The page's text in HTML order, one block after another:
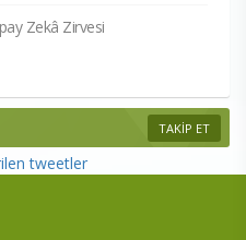
Zekâ Zirvesi
TAKİP ET
tweetler